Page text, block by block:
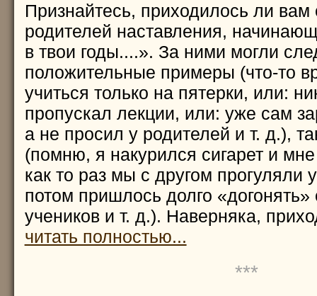
Признайтесь, приходилось ли
родителей наставления,
в твои годы....». За ними могли
положительные примеры (что-то
учиться только на пятерки, или:
пропускал лекции, или: уже сам
а не просил у родителей и т. д.),
(помню, я накурился сигарет и
как то раз мы с другом прогуляли
потом пришлось долго «догонять»
учеников и т. д.). Наверняка,
читать полностью...
***